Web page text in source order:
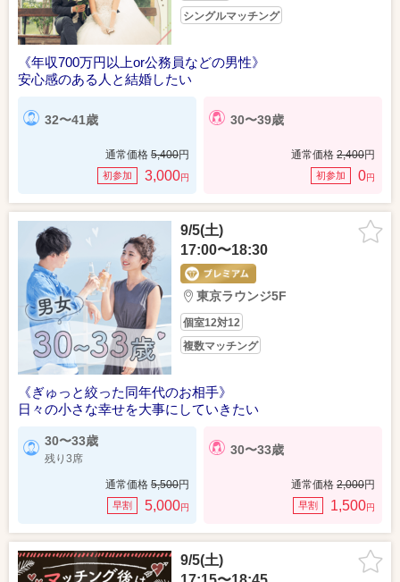
シングルマッチング
《年収700万円以上or公務員などの男性》
安心感のある人と結婚したい
32〜41歳
通常価格 5,400円
初参加 3,000円
30〜39歳
通常価格 2,400円
初参加 0円
9/5(土)
17:00〜18:30
東京ラウンジ5F
個室12対12
複数マッチング
《ぎゅっと絞った同年代のお相手》
日々の小さな幸せを大事にしていきたい
30〜33歳
残り3席
通常価格 5,500円
早割 5,000円
30〜33歳
通常価格 2,000円
早割 1,500円
9/5(土)